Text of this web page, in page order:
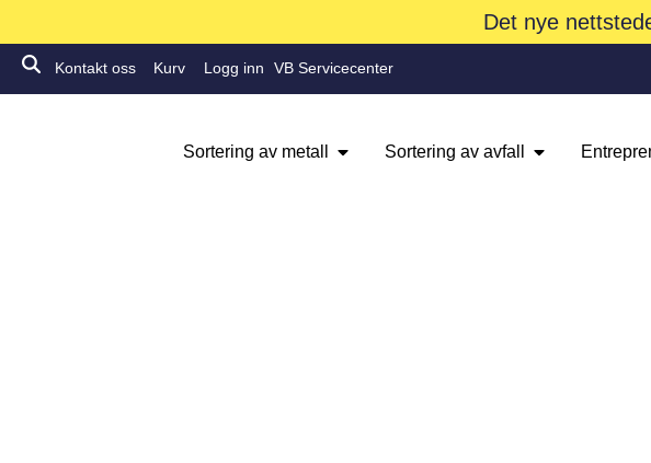
Det nye
Kontakt oss Kurv Logg inn VB Servicecenter
Sortering av metall Sortering av avfall